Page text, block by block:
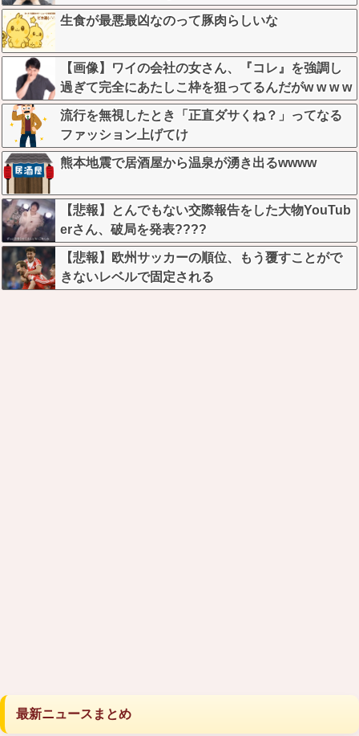
生食が最悪最凶なのって豚肉らしいな
【画像】ワイの会社の女さん、『コレ』を強調し
過ぎて完全にあたしこ枠を狙ってるんだがw w w w
w w w w w w w w
流行を無視したとき「正直ダサくね？」ってなる
ファッション上げてけ
熊本地震で居酒屋から温泉が湧き出るwwww
【悲報】とんでもない交際報告をした大物YouTub
erさん、破局を発表????
【悲報】欧州サッカーの順位、もう覆すことがで
きないレベルで固定される
最新ニュースまとめ